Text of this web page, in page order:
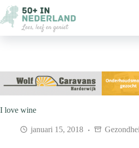
naar
de
inhoud
I love wine
januari 15, 2018